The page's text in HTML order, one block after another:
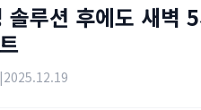
루션 후에도 새벽
|2025.12.19